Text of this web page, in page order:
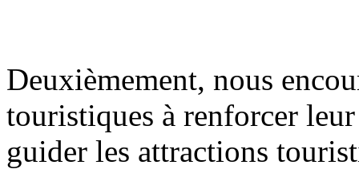
Deuxièmement, nous
touristiques à renforcer
guider les attractions